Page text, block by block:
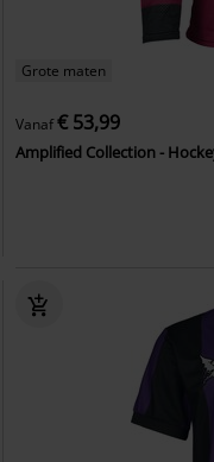
Grote maten
Vanaf€ 53,99
Amplified Collection -